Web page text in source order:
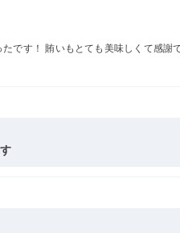
です！ 賄いもとても美味しくて感謝